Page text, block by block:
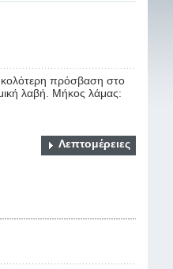
πρόσβαση στο
λαβή. Μήκος λάμας:
Λεπτομέρειες